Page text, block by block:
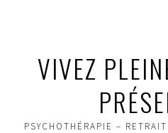
principalVIVEZ
PSYCHOTHÉRAPIE –